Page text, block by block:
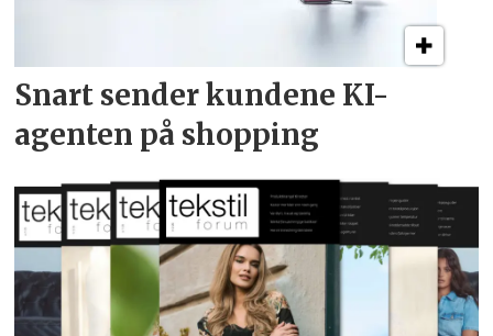
Snart sender kundene KI-
agenten på shopping